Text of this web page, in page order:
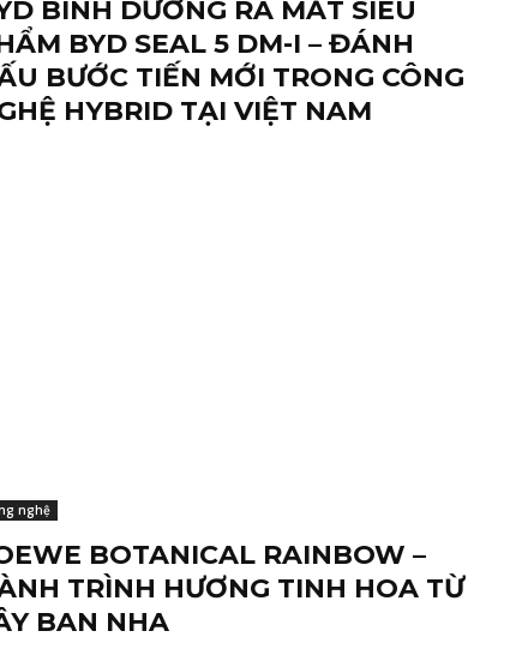
BÌNH DƯƠNG RA MẮT SIÊU
BYD SEAL 5 DM-I – ĐÁNH
BƯỚC TIẾN MỚI TRONG CÔNG
HYBRID TẠI VIỆT NAM
nghệ
BOTANICAL RAINBOW –
TRÌNH HƯƠNG TINH HOA TỪ
BAN NHA